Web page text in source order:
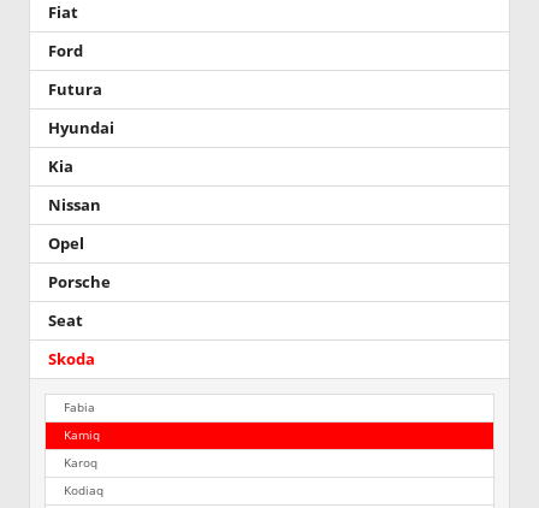
Fiat
Ford
Futura
Hyundai
Kia
Nissan
Opel
Porsche
Seat
Skoda
Fabia
Kamiq
Karoq
Kodiaq